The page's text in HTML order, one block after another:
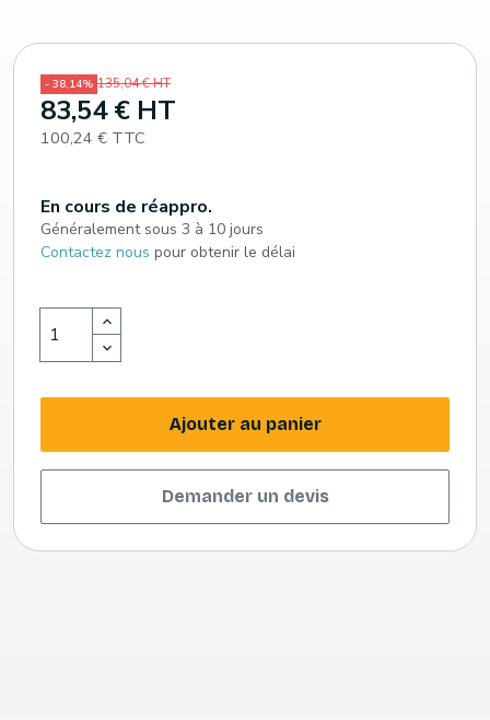
- 38,14% 135,04 € HT
83,54 € HT
100,24 € TTC
En cours de réappro.
Généralement sous 3 à 10 jours
Contactez nous pour obtenir le délai
Ajouter au panier
Demander un devis